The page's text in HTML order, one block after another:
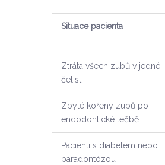
Situace pacienta
Ztráta všech zubů v jedné
čelisti
Zbylé kořeny zubů po
endodontické léčbě
Pacienti s diabetem nebo
paradontózou